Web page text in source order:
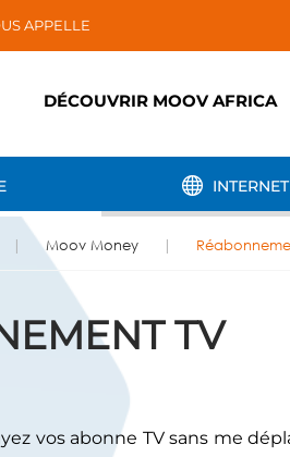
APPELLE
DÉCOUVRIR MOOV AFRICA
INTERNET
Moov Money
TV
vos abonne TV sans me